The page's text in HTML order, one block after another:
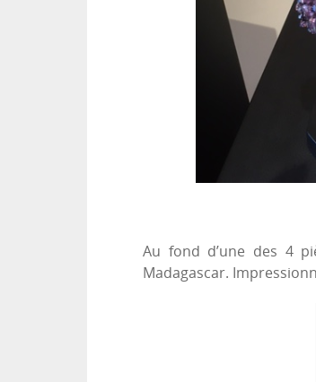
Au fond d’une des 4
Madagascar.